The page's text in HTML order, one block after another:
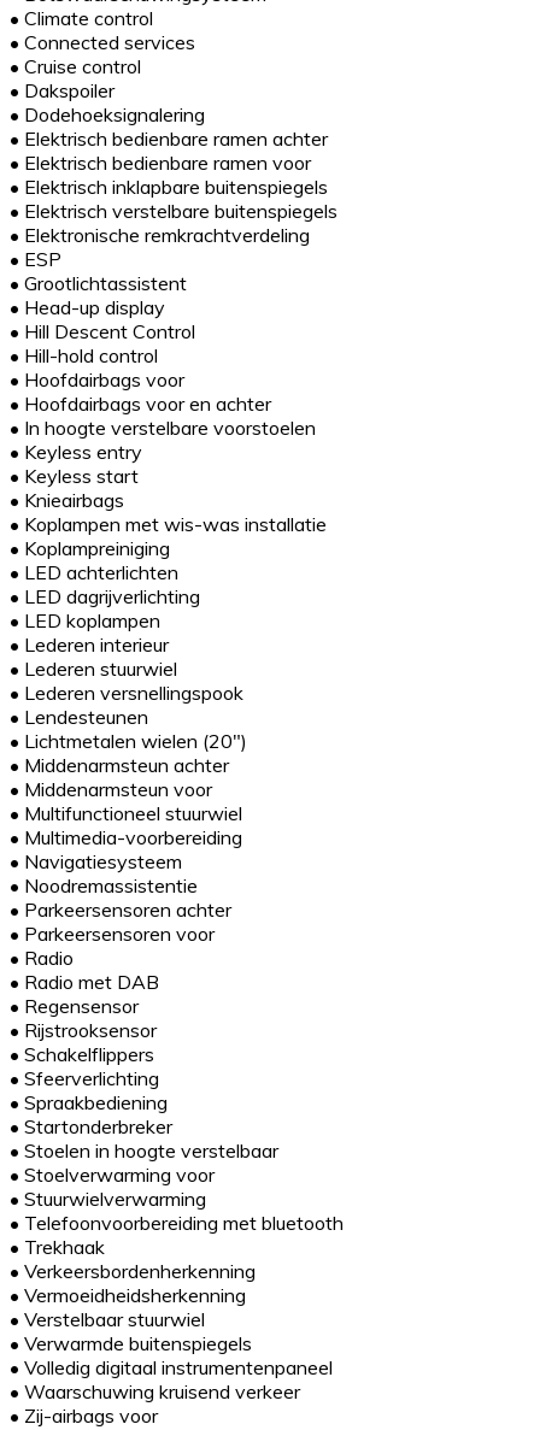
• Climate control
• Connected services
• Cruise control
• Dakspoiler
• Dodehoeksignalering
• Elektrisch bedienbare ramen achter
• Elektrisch bedienbare ramen voor
• Elektrisch inklapbare buitenspiegels
• Elektrisch verstelbare buitenspiegels
• Elektronische remkrachtverdeling
• ESP
• Grootlichtassistent
• Head-up display
• Hill Descent Control
• Hill-hold control
• Hoofdairbags voor
• Hoofdairbags voor en achter
• In hoogte verstelbare voorstoelen
• Keyless entry
• Keyless start
• Knieairbags
• Koplampen met wis-was installatie
• Koplampreiniging
• LED achterlichten
• LED dagrijverlichting
• LED koplampen
• Lederen interieur
• Lederen stuurwiel
• Lederen versnellingspook
• Lendesteunen
• Lichtmetalen wielen (20")
• Middenarmsteun achter
• Middenarmsteun voor
• Multifunctioneel stuurwiel
• Multimedia-voorbereiding
• Navigatiesysteem
• Noodremassistentie
• Parkeersensoren achter
• Parkeersensoren voor
• Radio
• Radio met DAB
• Regensensor
• Rijstrooksensor
• Schakelflippers
• Sfeerverlichting
• Spraakbediening
• Startonderbreker
• Stoelen in hoogte verstelbaar
• Stoelverwarming voor
• Stuurwielverwarming
• Telefoonvoorbereiding met bluetooth
• Trekhaak
• Verkeersbordenherkenning
• Vermoeidheidsherkenning
• Verstelbaar stuurwiel
• Verwarmde buitenspiegels
• Volledig digitaal instrumentenpaneel
• Waarschuwing kruisend verkeer
• Zij-airbags voor